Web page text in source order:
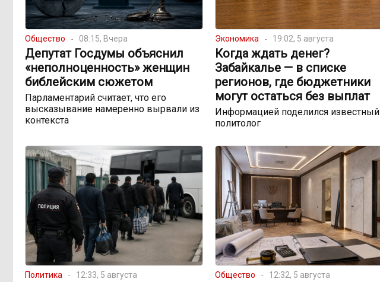
Общество 08:15, Вчера
Депутат Госдумы объяснил
«неполноценность» женщин
библейским сюжетом
Парламентарий считает, что его
высказывание намеренно вырвали из
контекста
Экономика 19:02, 5 августа
Когда ждать денег?
Забайкалье — в списке
регионов, где бюджетники
могут остаться без выплат
Информацией поделился известный
политолог
Политика 12:33, 5 августа Общество 12:32, 5 августа